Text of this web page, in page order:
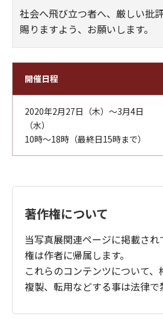
社会へ飛び立つ者へ、厳しい批
賜りますよう、お願いします。
開催日程
2020年2月27日（木）～3月4日
（水）
10時～18時（最終日15時まで）
著作権について
当写真展関連ページに掲載さ
権は作者に帰属します。
これらのコンテンツについて、
複製、転用などする事は法律で